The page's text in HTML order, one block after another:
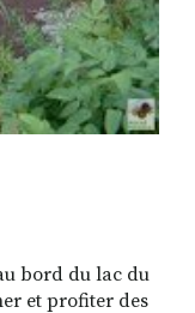
bord du lac du
et profiter des